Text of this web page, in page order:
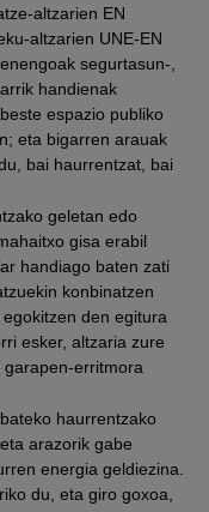
altzarien EN
altzarien UNE-EN
segurtasun-,
handienak
espazio publiko
eta bigarren arauak
bai haurrentzat, bai
geletan edo
gisa erabil
handiago baten zati
konbinatzen
den egitura
esker, altzaria zure
erritmora
haurrentzako
arazorik gabe
energia geldiezina.
du, eta giro goxoa,